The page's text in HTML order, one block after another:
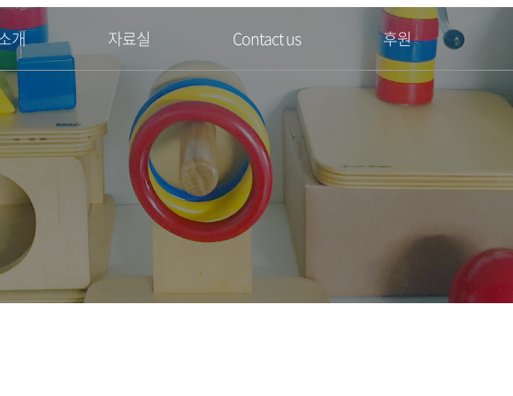
개 자료실 Contact us 후원